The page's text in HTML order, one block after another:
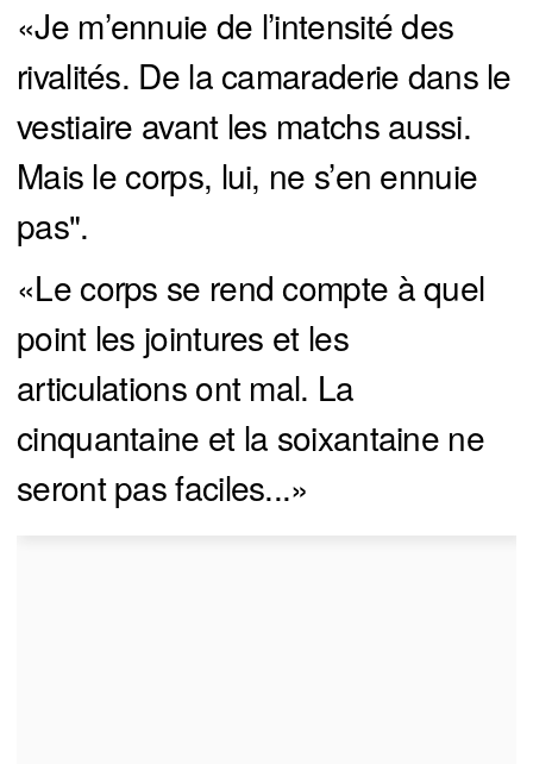
«Je m’ennuie de l’intensité des
rivalités. De la camaraderie dans le
vestiaire avant les matchs aussi.
Mais le corps, lui, ne s’en ennuie
pas".
«Le corps se rend compte à quel
point les jointures et les
articulations ont mal. La
cinquantaine et la soixantaine ne
seront pas faciles...»